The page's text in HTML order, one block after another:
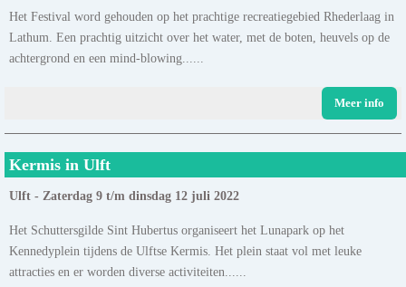
Het Festival word gehouden op het prachtige recreatiegebied Rhederlaag in
Lathum. Een prachtig uitzicht over het water, met de boten, heuvels op de
achtergrond en een mind-blowing......
Meer info
Kermis in Ulft
Ulft - Zaterdag 9 t/m dinsdag 12 juli 2022
Het Schuttersgilde Sint Hubertus organiseert het Lunapark op het
Kennedyplein tijdens de Ulftse Kermis. Het plein staat vol met leuke
attracties en er worden diverse activiteiten......